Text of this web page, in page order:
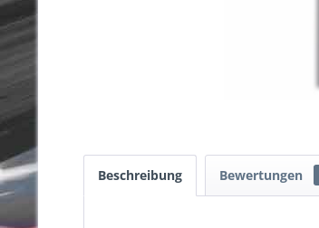
Beschreibung Bewertungen